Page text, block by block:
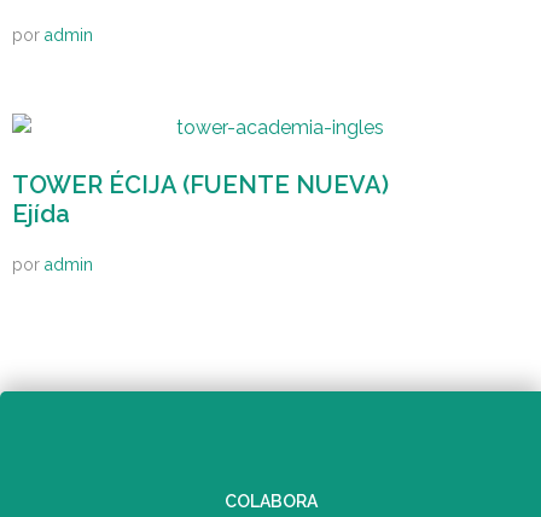
por admin
TOWER ÉCIJA (FUENTE NUEVA)
Ejída
por admin
COLABORA